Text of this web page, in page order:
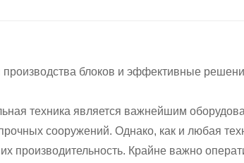
блоков и эффективные
техника является важнейшим
сооружений. Однако, как и любая
производительность. Крайне важно